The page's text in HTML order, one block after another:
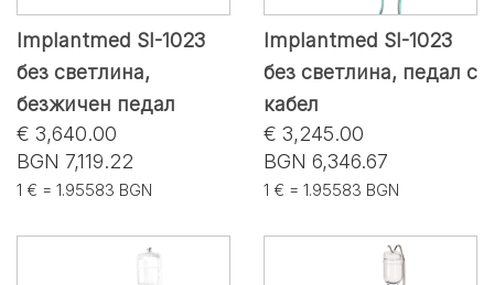
Implantmed SI-1023
без светлина,
безжичен педал
€ 3,640.00
BGN 7,119.22
1 € = 1.95583 BGN
Implantmed SI-1023
без светлина, педал с
кабел
€ 3,245.00
BGN 6,346.67
1 € = 1.95583 BGN